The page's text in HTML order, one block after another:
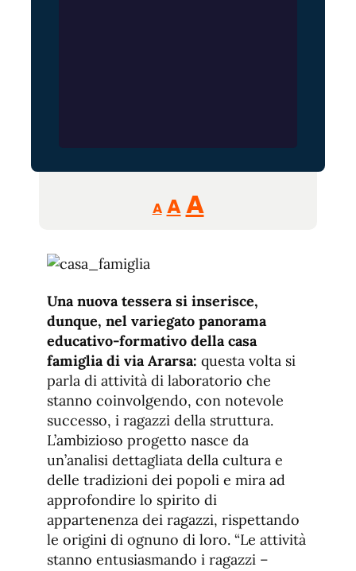
A
Reducir
tamaño
A Restablecer
AAumentar
fuente.
Una nuova tessera si inserisce,
dunque, nel variegato panorama
educativo-formativo della casa
famiglia di via Ararsa: questa volta si
parla di attività di laboratorio che
stanno coinvolgendo, con notevole
successo, i ragazzi della struttura.
L’ambizioso progetto nasce da
un’analisi dettagliata della cultura e
delle tradizioni dei popoli e mira ad
approfondire lo spirito di
appartenenza dei ragazzi, rispettando
le origini di ognuno di loro. “Le attività
stanno entusiasmando i ragazzi –